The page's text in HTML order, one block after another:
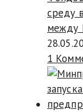
среду
между
1